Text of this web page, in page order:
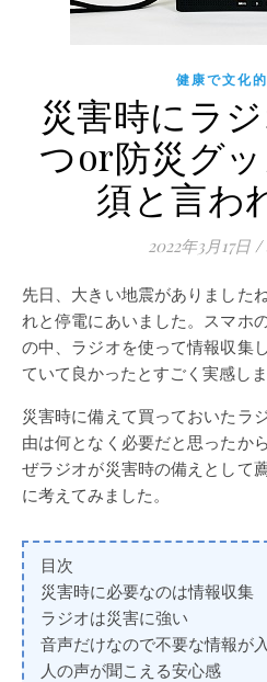
健康で文化
災害時にラ
つor防災グ
須と言わ
2022年3月17日 /
先日、大きい地震がありましたね。関東圏にいる私でも、揺
れと停電にあいました。スマホ
の中、ラジオを使って情報収集
ていて良かったとすごく実感しま
災害時に備えて買っておいたラ
由は何となく必要だと思ったか
ぜラジオが災害時の備えとして
に考えてみました。
目次
災害時に必要なのは情報収集
ラジオは災害に強い
音声だけなので不要な情報が
人の声が聞こえる安心感